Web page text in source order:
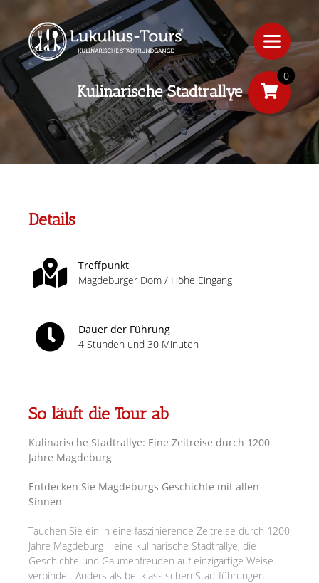
Kulinarische Stadtrallye
Details
Treffpunkt
Magdeburger Dom / Höhe Eingang
Dauer der Führung
4 Stunden und 30 Minuten
So läuft die Tour ab
Kulinarische Stadtrallye: Eine Zeitreise durch 1200
Jahre Magdeburg
Entdecken Sie Magdeburgs Geschichte mit allen
Sinnen
Tauchen Sie ein in eine faszinierende Zeitreise durch 1200
Jahre Magdeburg – eine kulinarische Stadtrallye, die
Geschichte und Gaumenfreuden auf einzigartige Weise
verbindet. Anders als bei klassischen Stadtführungen
0